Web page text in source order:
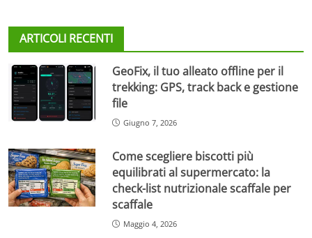
ARTICOLI RECENTI
GeoFix, il tuo alleato offline per il
trekking: GPS, track back e gestione
file
Giugno 7, 2026
Come scegliere biscotti più
equilibrati al supermercato: la
check-list nutrizionale scaffale per
scaffale
Maggio 4, 2026